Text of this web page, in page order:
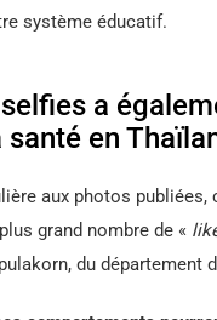
système éducatif.
a
en
aux photos
grand nombre de «
du département